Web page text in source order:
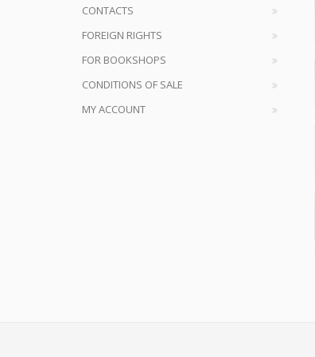
CONTACTS
FOREIGN RIGHTS
FOR BOOKSHOPS
CONDITIONS OF SALE
MY ACCOUNT